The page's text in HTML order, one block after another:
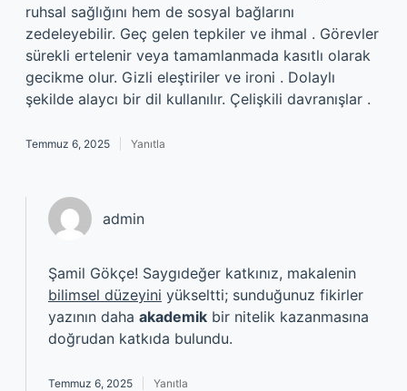
ruhsal sağlığını hem de sosyal bağlarını
zedeleyebilir. Geç gelen tepkiler ve ihmal . Görevler
sürekli ertelenir veya tamamlanmada kasıtlı olarak
gecikme olur. Gizli eleştiriler ve ironi . Dolaylı
şekilde alaycı bir dil kullanılır. Çelişkili davranışlar .
Temmuz 6, 2025 Yanıtla
admin
Şamil Gökçe! Saygıdeğer katkınız, makalenin
bilimsel düzeyini yükseltti; sunduğunuz fikirler
yazının daha akademik bir nitelik kazanmasına
doğrudan katkıda bulundu.
Temmuz 6, 2025 Yanıtla